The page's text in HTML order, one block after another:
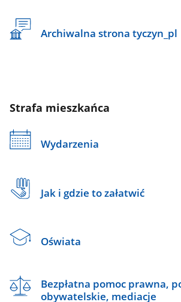
Archiwalna strona tyczyn_pl
Strafa mieszkańca
Wydarzenia
Jak i gdzie to załatwić
Oświata
Bezpłatna pomoc prawna,
obywatelskie, mediacje